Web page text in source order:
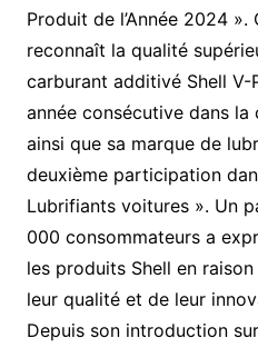
Produit de l’Année 2024
reconnaît la qualité
carburant additivé Shell
année consécutive dans
ainsi que sa marque de
deuxième participation
Lubrifiants voitures ». Un
000 consommateurs a
les produits Shell en
leur qualité et de leur
Depuis son introduction